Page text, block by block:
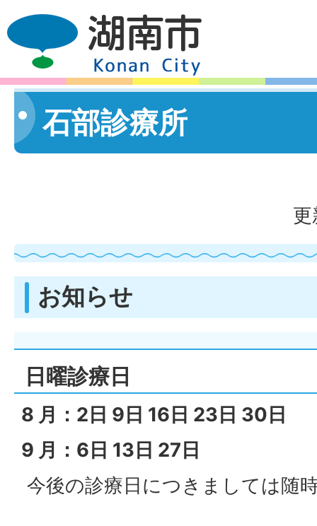
石部診療所
お知らせ
日曜診療日
8 月：2日 9日 16日 23日 30日
9 月：6日 13日 27日
今後の診療日につきましては随